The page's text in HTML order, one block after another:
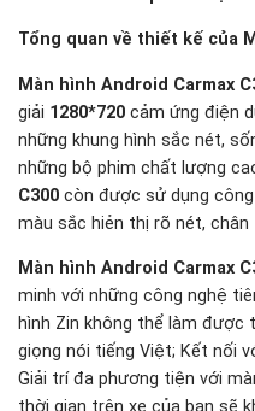
Tổng quan về thiết kế của
Màn hình Android Carmax
giải 1280*720 cảm ứng điện
những khung hình sắc nét,
những bộ phim chất lượng
C300 còn được sử dụng
màu sắc hiẻn thị rõ nét, chân
Màn hình Android Carmax
minh với những công nghệ
hình Zin không thể làm được
giọng nói tiếng Việt; Kết nối
Giải trí đa phương tiện với
thời gian trên xe của bạn sẽ